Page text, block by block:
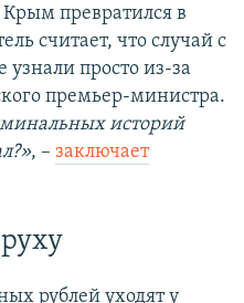
Крым превратился в
считает, что случай с
узнали просто из-за
премьер-министра.
историй
, – заключает
рублей уходят у